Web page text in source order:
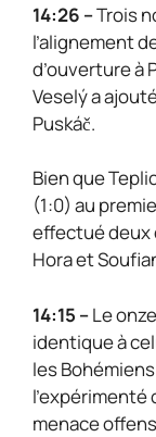
14:26 –Trois
l’alignement
d’ouverture à
Veselý a
Puskáč.
Bien que
(1:0) au
effectué deux
Hora et
14:15 –Le
identique à
les
l’expérimenté
menace